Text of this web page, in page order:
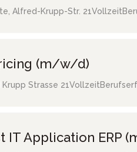
Alfred-Krupp-Str. 21Vollzeit
(m/w/d)
Strasse 21Vollzeit
IT Application ERP